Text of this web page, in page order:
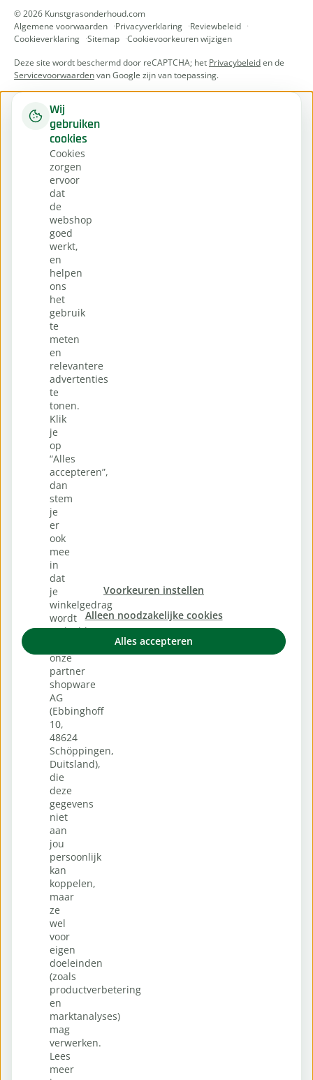
© 2026 Kunstgrasonderhoud.com
Algemene voorwaarden
Privacyverklaring
Reviewbeleid
Cookieverklaring
Sitemap
Cookievoorkeuren wijzigen
Deze site wordt beschermd door reCAPTCHA; het Privacybeleiden de
Servicevoorwaardenvan Google zijn van toepassing.
Wij
gebruiken
cookies
Cookies
zorgen
ervoor
dat
de
webshop
goed
werkt,
en
helpen
ons
het
gebruik
te
meten
en
relevantere
advertenties
te
tonen.
Klik
je
op
“Alles
accepteren”,
dan
stem
je
er
ook
mee
in
dat
je
winkelgedrag
wordt
gedeeld
onze
partner
shopware
AG
(Ebbinghoff
10,
48624
Schöppingen,
Duitsland),
die
deze
gegevens
niet
aan
jou
persoonlijk
kan
koppelen,
maar
ze
wel
voor
eigen
doeleinden
(zoals
productverbetering
en
marktanalyses)
mag
verwerken.
Lees
meer
Voorkeuren instellen
Alleen noodzakelijke cookies
Alles accepteren